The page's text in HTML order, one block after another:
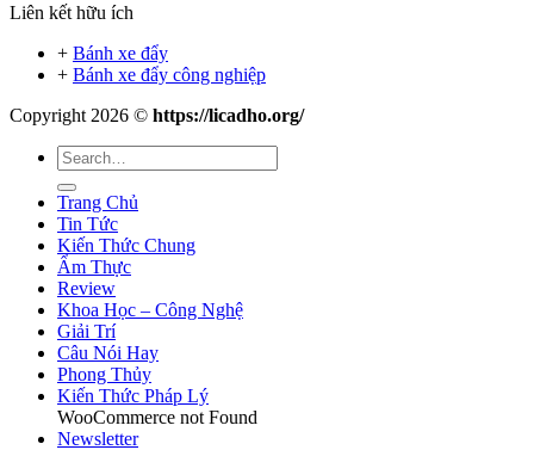
Liên kết hữu ích
+ Bánh xe đẩy
+ Bánh xe đẩy công nghiệp
Copyright 2026 © https://licadho.org/
Trang Chủ
Tin Tức
Kiến Thức Chung
Ẩm Thực
Review
Khoa Học – Công Nghệ
Giải Trí
Câu Nói Hay
Phong Thủy
Kiến Thức Pháp Lý
WooCommerce not Found
Newsletter